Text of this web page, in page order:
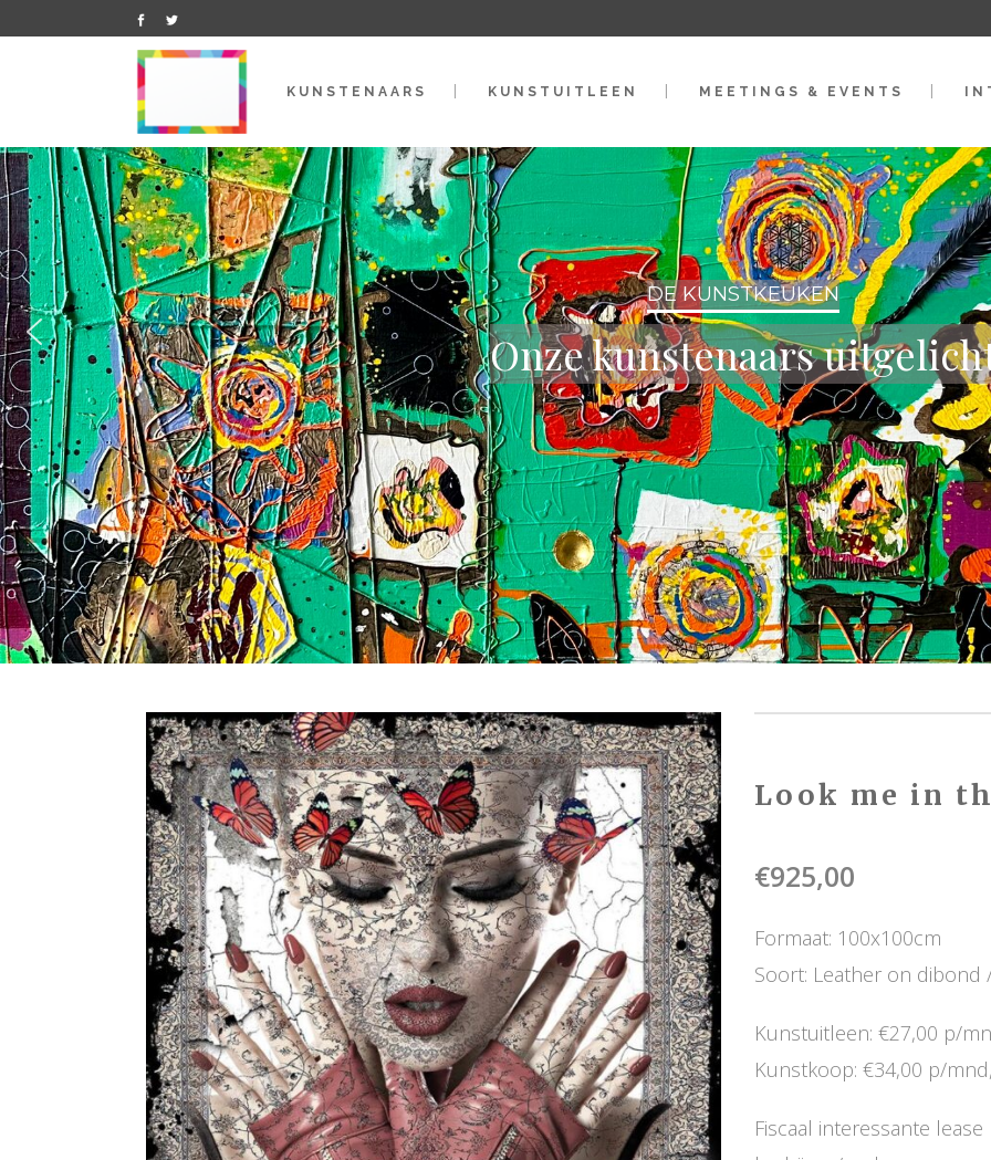
KUNSTENAARS KUNSTUITLEEN MEETINGS & EVENTS
DE KUNSTKEUKEN
Onze kunstenaars
Look me in
€925,00
Formaat: 100x100cm
Soort: Leather on dibond
Kunstuitleen: €27,00 p/
Kunstkoop: €34,00 p/
Fiscaal interessante